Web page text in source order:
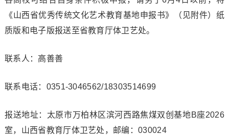
《山西省优秀传统文化艺术教育基地申报书》（见附件）纸
质版和电子版报送至省教育厅体卫艺处。
联系人：高善善
联系电话：0351-3046562/18303514699
报送地址：太原市万柏林区滨河西路焦煤双创基地B座2026
室，山西省教育厅体卫艺处，邮编：030024